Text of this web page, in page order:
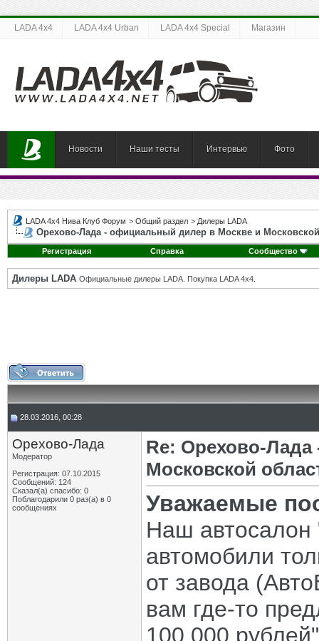
LADA 4x4 LADA 4x4 Urban LADA 4x4 Special Магазин
Новости Наши тесты Интервью Фото
LADA 4x4 Нива Клуб Форум > Общий раздел > Дилеры LADA
Орехово-Лада - официальный дилер в Москве и
Регистрация Справка Сообщество
Дилеры LADA Официальные дилеры LADA. Покупка LADA 4x4.
28.03.2016, 00:28
Орехово-Лада
Модератор
Регистрация: 07.10.2015
Сообщений: 124
Сказал(а) спасибо: 0
Поблагодарили 0 раз(а) в 0
сообщениях
Re: Орехово-
Московской
Уважаемые
Наш автосалон
автомобили
от завода
вам где-то
100 000